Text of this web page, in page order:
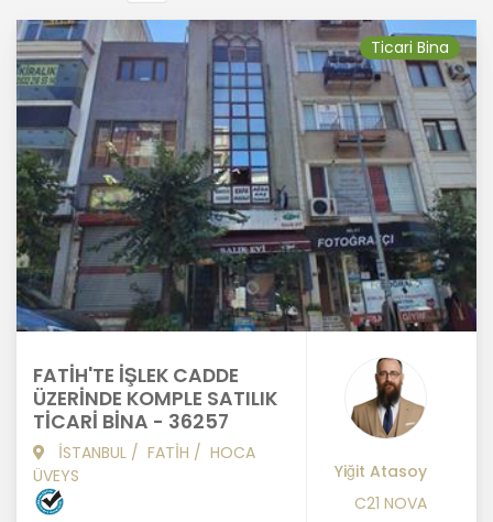
Ticari Bina
FATİH'TE İŞLEK CADDE
ÜZERİNDE KOMPLE SATILIK
TİCARİ BİNA - 36257
İSTANBUL / FATİH / HOCA
ÜVEYS
Yiğit Atasoy
C21 NOVA